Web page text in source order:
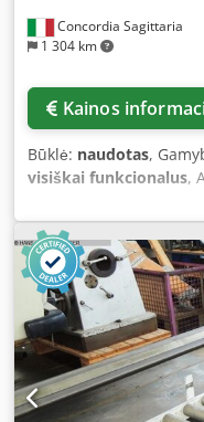
Concordia Sagittaria
1 304 km
Kainos
Būklė: naudotas,
visiškai funkcionalus,
„Pedrazzoli“ modelis
Naudota, atitinka CE
veikiant. Pridedama
Galima pasirinkti
automatinio režimo
Griebtuvo atidarymo
pjovimas 0° kampu =
45° kampu (kairėje) =
45° kampu (dešinėje)
60° kampu (dešinėje) =